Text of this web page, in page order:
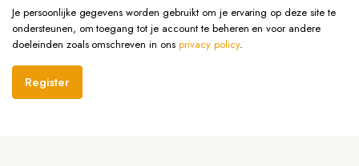
Je persoonlijke gegevens worden gebruikt om je ervaring op deze site te
ondersteunen, om toegang tot je account te beheren en voor andere
doeleinden zoals omschreven in ons privacy policy.
Register